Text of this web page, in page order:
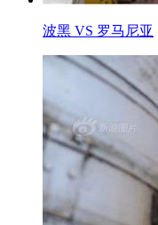
波黑 VS 罗马尼亚